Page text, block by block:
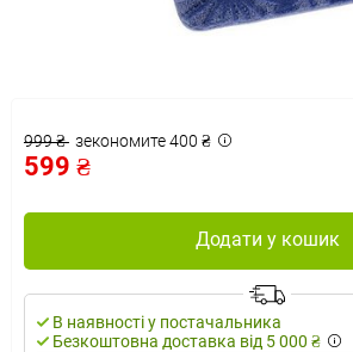
999 ₴ зекономите 400 ₴
599 ₴
Додати у кошик
В наявності у постачальника
Безкоштовна доставка від 5 000 ₴